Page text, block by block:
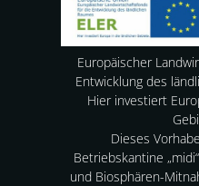
Europäischer
Entwicklung des
Hier investiert
Dieses
Betriebskantine
und Biosphären-